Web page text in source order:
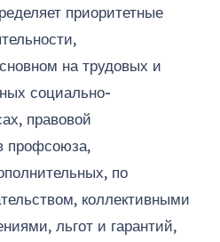
приоритетные
на трудовых и
социально-
правовой
профсоюза,
по
коллективными
льгот и гарантий,